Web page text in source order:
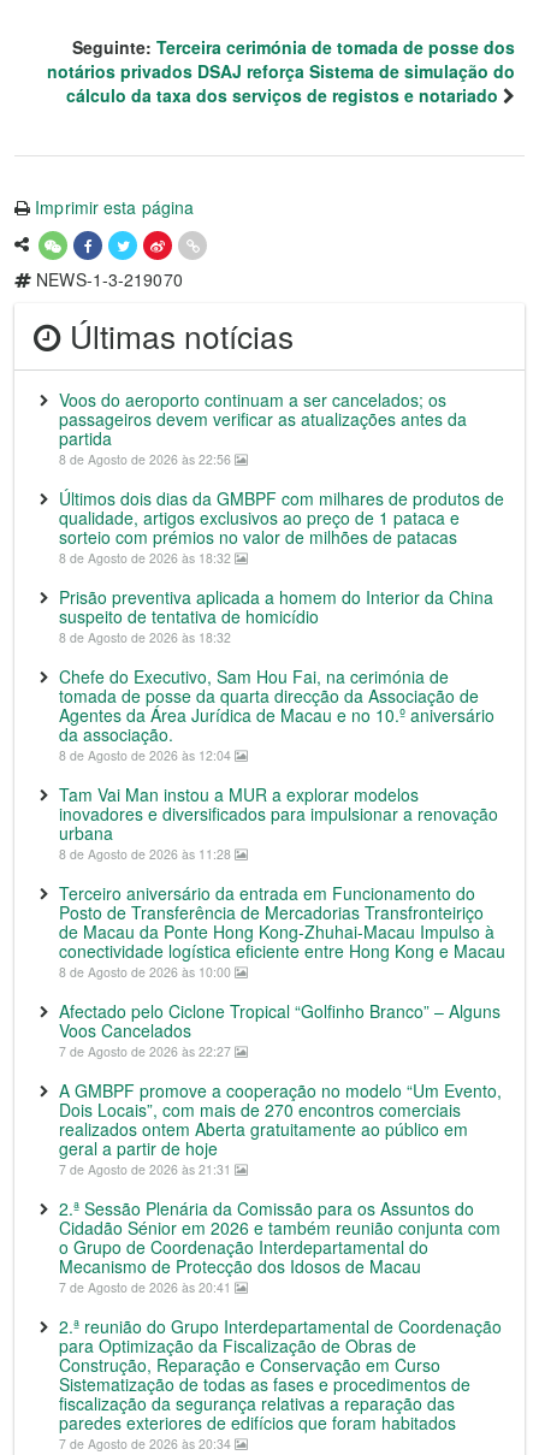
Seguinte: Terceira cerimónia de tomada de posse dos
notários privados DSAJ reforça Sistema de simulação do
cálculo da taxa dos serviços de registos e notariado
Imprimir esta página
NEWS-1-3-219070
Últimas notícias
Voos do aeroporto continuam a ser cancelados; os
passageiros devem verificar as atualizações antes da
partida
8 de Agosto de 2026 às 22:56
Últimos dois dias da GMBPF com milhares de produtos de
qualidade, artigos exclusivos ao preço de 1 pataca e
sorteio com prémios no valor de milhões de patacas
8 de Agosto de 2026 às 18:32
Prisão preventiva aplicada a homem do Interior da China
suspeito de tentativa de homicídio
8 de Agosto de 2026 às 18:32
Chefe do Executivo, Sam Hou Fai, na cerimónia de
tomada de posse da quarta direcção da Associação de
Agentes da Área Jurídica de Macau e no 10.º aniversário
da associação.
8 de Agosto de 2026 às 12:04
Tam Vai Man instou a MUR a explorar modelos
inovadores e diversificados para impulsionar a renovação
urbana
8 de Agosto de 2026 às 11:28
Terceiro aniversário da entrada em Funcionamento do
Posto de Transferência de Mercadorias Transfronteiriço
de Macau da Ponte Hong Kong-Zhuhai-Macau Impulso à
conectividade logística eficiente entre Hong Kong e Macau
8 de Agosto de 2026 às 10:00
Afectado pelo Ciclone Tropical “Golfinho Branco” – Alguns
Voos Cancelados
7 de Agosto de 2026 às 22:27
A GMBPF promove a cooperação no modelo “Um Evento,
Dois Locais”, com mais de 270 encontros comerciais
realizados ontem Aberta gratuitamente ao público em
geral a partir de hoje
7 de Agosto de 2026 às 21:31
2.ª Sessão Plenária da Comissão para os Assuntos do
Cidadão Sénior em 2026 e também reunião conjunta com
o Grupo de Coordenação Interdepartamental do
Mecanismo de Protecção dos Idosos de Macau
7 de Agosto de 2026 às 20:41
2.ª reunião do Grupo Interdepartamental de Coordenação
para Optimização da Fiscalização de Obras de
Construção, Reparação e Conservação em Curso
Sistematização de todas as fases e procedimentos de
fiscalização da segurança relativas a reparação das
paredes exteriores de edifícios que foram habitados
7 de Agosto de 2026 às 20:34